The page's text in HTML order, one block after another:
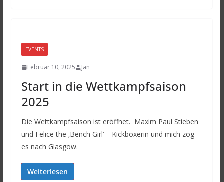
EVENTS
Februar 10, 2025 Jan
Start in die Wettkampfsaison
2025
Die Wettkampfsaison ist eröffnet. Maxim Paul Stieben
und Felice the ‚Bench Girl‘ – Kickboxerin und mich zog
es nach Glasgow.
Weiterlesen